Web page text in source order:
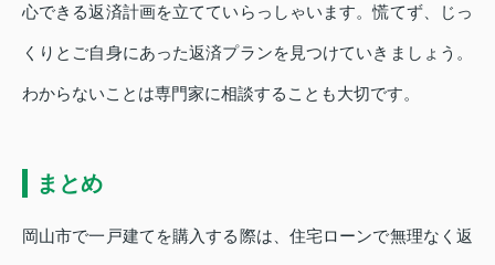
心できる返済計画を立てていらっしゃいます。慌てず、じっ
くりとご自身にあった返済プランを見つけていきましょう。
わからないことは専門家に相談することも大切です。
まとめ
岡山市で一戸建てを購入する際は、住宅ローンで無理なく返